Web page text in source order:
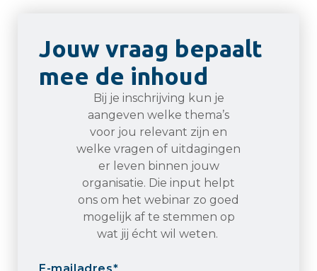
Jouw vraag bepaalt
mee de inhoud
Bij je inschrijving kun je
aangeven welke thema’s
voor jou relevant zijn en
welke vragen of uitdagingen
er leven binnen jouw
organisatie. Die input helpt
ons om het webinar zo goed
mogelijk af te stemmen op
wat jij écht wil weten.